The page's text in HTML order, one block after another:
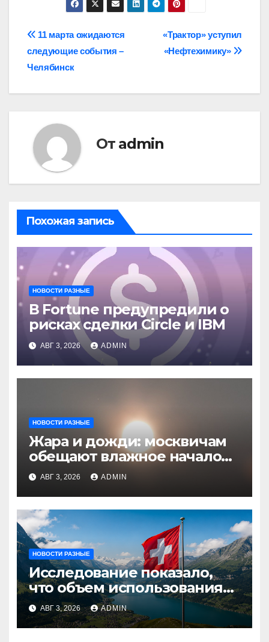
Навигация
по
записям
«Трактор» уступил
«Нефтехимику»
11 марта ожидаются
следующие события –
Челябинск
От admin
Похожая запись
НОВОСТИ РАЗНЫЕ
В Fortune предупредили о
рисках сделки Circle и IBM
АВГ 3, 2026 ADMIN
НОВОСТИ РАЗНЫЕ
Жара и дожди: москвичам
обещают влажное начало
августа
АВГ 3, 2026 ADMIN
НОВОСТИ РАЗНЫЕ
Исследование показало,
что объем использования
криптовалют в Швейцарии
в два раза превышает
аналогичный показатель в
АВГ 3, 2026 ADMIN